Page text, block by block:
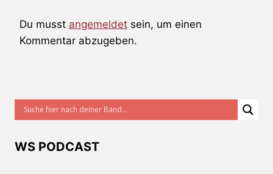
Du musst angemeldet sein, um einen
Kommentar abzugeben.
WS PODCAST